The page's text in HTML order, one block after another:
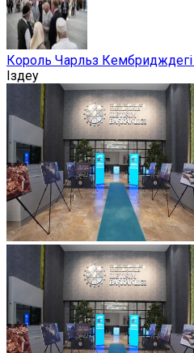
Король Чарльз
Іздеу